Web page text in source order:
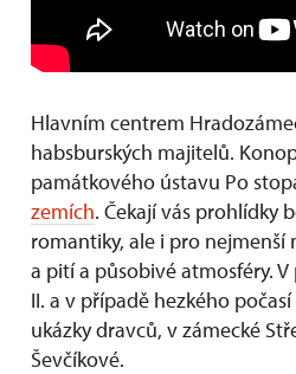
Hlavním centrem
habsburských majitelů.
památkového ústavu Po
zemích. Čekají vás prohlídky
romantiky, ale i pro
a pití a působivé atmosféry.
II. a v případě hezkého
ukázky dravců, v zámecké
Ševčíkové.